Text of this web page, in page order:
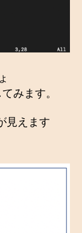
みます。
見えます